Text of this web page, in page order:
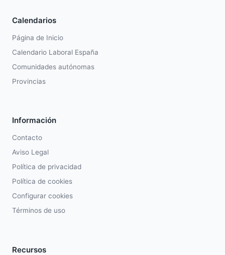
Calendarios
Página de Inicio
Calendario Laboral España
Comunidades autónomas
Provincias
Información
Contacto
Aviso Legal
Política de privacidad
Política de cookies
Configurar cookies
Términos de uso
Recursos